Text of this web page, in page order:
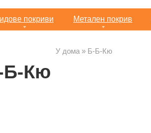
покриви Метален покрив
У дома » Б-Б-Кю
Б-Кю